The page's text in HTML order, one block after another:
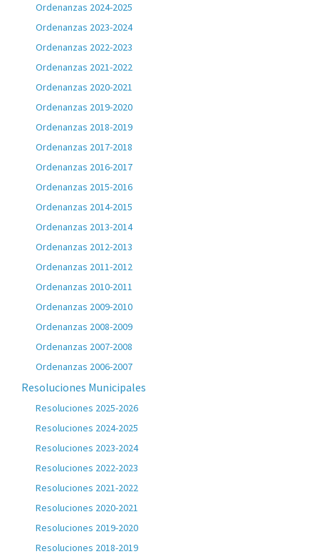
Ordenanzas 2024-2025
Ordenanzas 2023-2024
Ordenanzas 2022-2023
Ordenanzas 2021-2022
Ordenanzas 2020-2021
Ordenanzas 2019-2020
Ordenanzas 2018-2019
Ordenanzas 2017-2018
Ordenanzas 2016-2017
Ordenanzas 2015-2016
Ordenanzas 2014-2015
Ordenanzas 2013-2014
Ordenanzas 2012-2013
Ordenanzas 2011-2012
Ordenanzas 2010-2011
Ordenanzas 2009-2010
Ordenanzas 2008-2009
Ordenanzas 2007-2008
Ordenanzas 2006-2007
Resoluciones Municipales
Resoluciones 2025-2026
Resoluciones 2024-2025
Resoluciones 2023-2024
Resoluciones 2022-2023
Resoluciones 2021-2022
Resoluciones 2020-2021
Resoluciones 2019-2020
Resoluciones 2018-2019